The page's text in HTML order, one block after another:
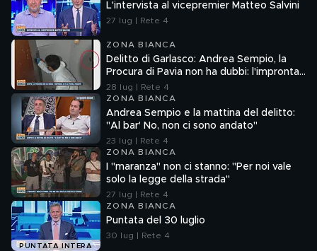
L'intervista al vicepremier Matteo Salvini
27 lug | Rete 4
ZONA BIANCA
Delitto di Garlasco: Andrea Sempio, la
Procura di Pavia non ha dubbi: l'impronta
33 è la pistola fumante
28 lug | Rete 4
ZONA BIANCA
Andrea Sempio e la mattina del delitto:
"Al bar' No, non ci sono andato"
23 lug | Rete 4
ZONA BIANCA
I "maranza" non ci stanno: "Per noi vale
solo la legge della strada"
27 lug | Rete 4
PUNTATA INTERA
ZONA BIANCA
Puntata del 30 luglio
30 lug | Rete 4